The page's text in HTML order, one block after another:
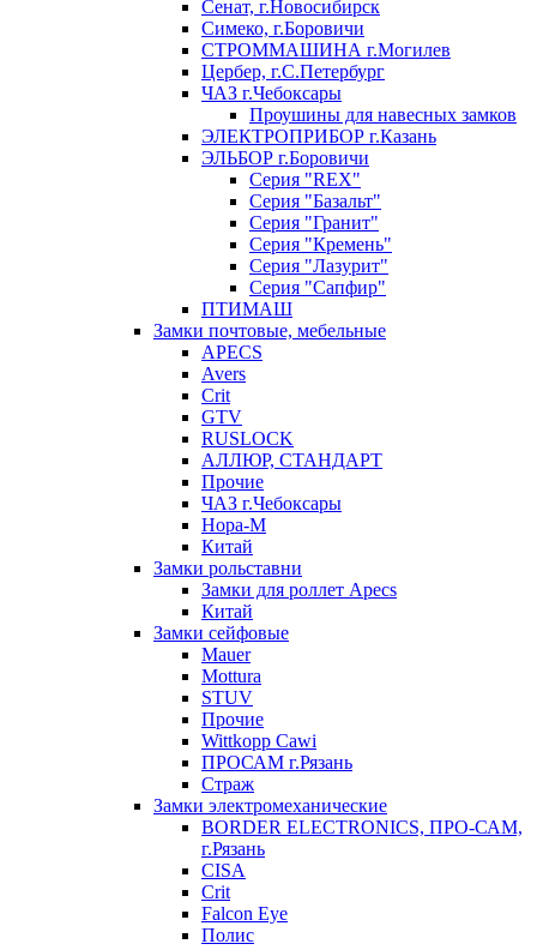
Сенат, г.Новосибирск
Симеко, г.Боровичи
СТРОММАШИНА г.Могилев
Цербер, г.С.Петербург
ЧАЗ г.Чебоксары
Проушины для навесных замков
ЭЛЕКТРОПРИБОР г.Казань
ЭЛЬБОР г.Боровичи
Серия "REX"
Серия "Базальт"
Серия "Гранит"
Серия "Кремень"
Серия "Лазурит"
Серия "Сапфир"
ПТИМАШ
Замки почтовые, мебельные
APECS
Avers
Crit
GTV
RUSLOCK
АЛЛЮР, СТАНДАРТ
Прочие
ЧАЗ г.Чебоксары
Нора-М
Китай
Замки рольставни
Замки для роллет Apecs
Китай
Замки сейфовые
Mauer
Mottura
STUV
Прочие
Wittkopp Cawi
ПРОСАМ г.Рязань
Страж
Замки электромеханические
BORDER ELECTRONICS, ПРО-САМ,
г.Рязань
CISA
Crit
Falcon Eye
Полис